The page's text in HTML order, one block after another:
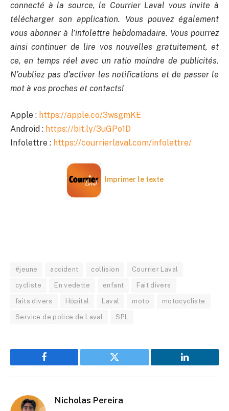
connecté à la source, le Courrier Laval vous invite à
télécharger son application. Vous pouvez également
vous abonner à l’infolettre hebdomadaire. Vous pourrez
ainsi continuer de lire vos nouvelles gratuitement, et
ce, en temps réel avec un ratio moindre de publicités.
N’oubliez pas d’activer les notifications et de passer le
mot à vos proches et contacts!
Apple : https://apple.co/3wsgmKE
Android : https://bit.ly/3uGPo1D
Infolettre : https://courrierlaval.com/infolettre/
Imprimer le texte
#jeune accident collision Courrier Laval
cycliste En vedette enfant Fait divers
faits divers Hôpital Laval moto motocycliste
Service de police de Laval SPL
Facebook Twitter LinkedIn
Nicholas Pereira